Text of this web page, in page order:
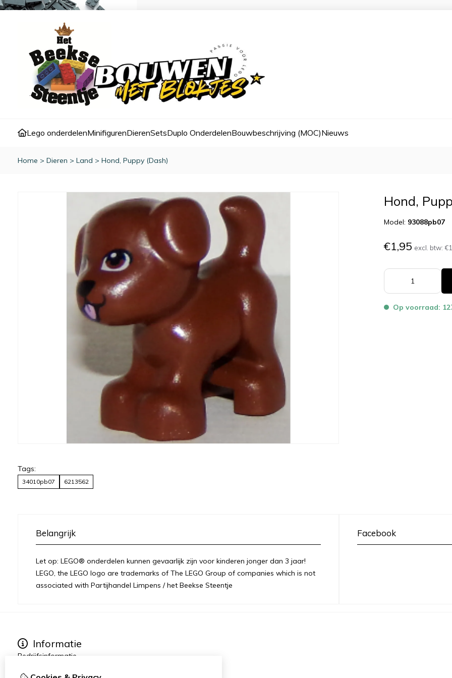
Lego onderdelenMinifigurenDierenSetsDuplo OnderdelenBouwbeschrijving (MOC)Nieuws
Home > Dieren > Land > Hond, Puppy (Dash)
Hond,
Model: 93088pb07
€1,95 excl. btw:
Op voorraad:
Tags:
34010pb07 6213562
Belangrijk
Let op: LEGO® onderdelen kunnen gevaarlijk zijn voor kinderen jonger dan 3 jaar!
LEGO, the LEGO logo are trademarks of The LEGO Group of companies which is not
associated with Partijhandel Limpens / het Beekse Steentje
Facebook
Informatie
Bedrijfsinformatie